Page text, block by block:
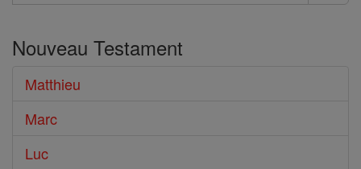
Rechercher
le
Bible
Nouveau Testament
Matthieu
Marc
Luc